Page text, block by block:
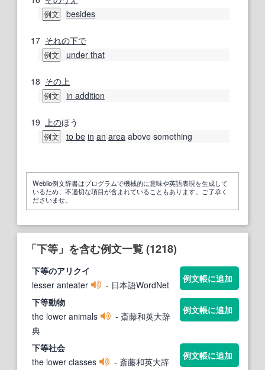
例文 besides
17 それの下で
例文 under that
18 その上
例文 in addition
19 上のほう
例文 to be in an area above something
Weblio例文辞書はプログラムで機械的に意味や英語表現を生成して
いるため、不適切な項目が含まれていることもあります。ご了承く
ださいませ。
「下等」を含む例文一覧 (1218)
下等のアリクイ
lesser anteater
- 日本語WordNet
例文帳に追加
下等動物
the lower animals
- 斎藤和英大辞
典
例文帳に追加
下等社会
the lower classes
- 斎藤和英大辞
例文帳に追加